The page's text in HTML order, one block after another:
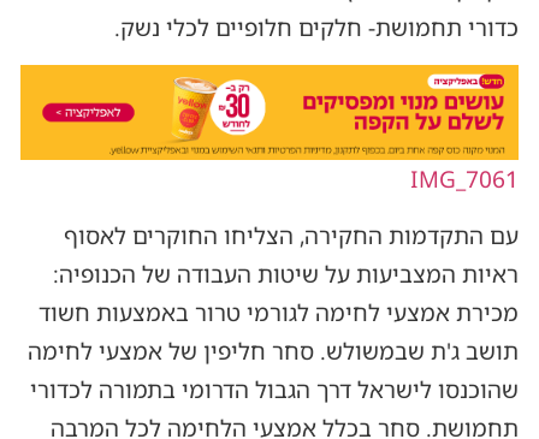
כדורי תחמושת- חלקים חלופיים לכלי נשק.
IMG_7061
עם התקדמות החקירה, הצליחו החוקרים לאסוף
ראיות המצביעות על שיטות העבודה של הכנופיה:
מכירת אמצעי לחימה לגורמי טרור באמצעות חשוד
תושב ג'ת שבמשולש. סחר חליפין של אמצעי לחימה
שהוכנסו לישראל דרך הגבול הדרומי בתמורה לכדורי
תחמושת. סחר בכלל אמצעי הלחימה לכל המרבה